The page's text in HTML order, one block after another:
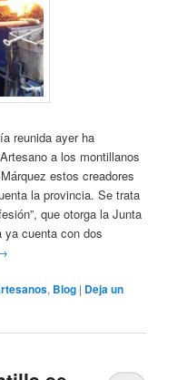
reunida ayer ha
a los montillanos
estos creadores
la provincia. Se trata
que otorga la Junta
ya cuenta con dos
, Blog | Deja un